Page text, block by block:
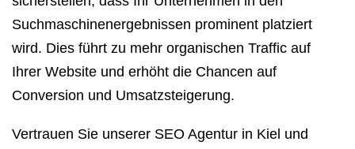
Suchmaschinenergebnissen prominent platziert
wird. Dies führt zu mehr organischen Traffic auf
Ihrer Website und erhöht die Chancen auf
Conversion und Umsatzsteigerung.
Vertrauen Sie unserer SEO Agentur in Kiel und